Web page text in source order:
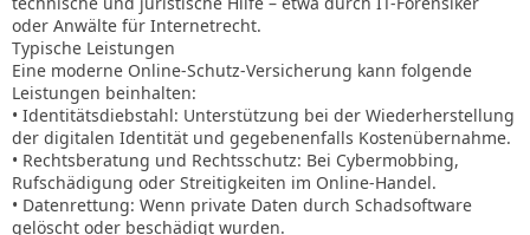
oder Anwälte für Internetrecht.
Typische Leistungen
Eine moderne Online-Schutz-Versicherung kann folgende
Leistungen beinhalten:
• Identitätsdiebstahl: Unterstützung bei der Wiederherstellung
der digitalen Identität und gegebenenfalls Kostenübernahme.
• Rechtsberatung und Rechtsschutz: Bei Cybermobbing,
Rufschädigung oder Streitigkeiten im Online-Handel.
• Datenrettung: Wenn private Daten durch Schadsoftware
gelöscht oder beschädigt wurden.